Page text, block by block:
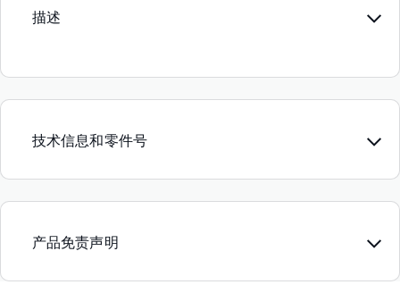
描述
技术信息和零件号
产品免责声明